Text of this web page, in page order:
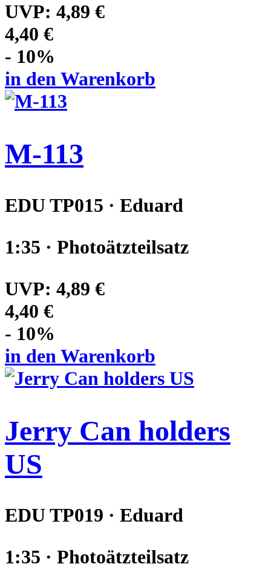
UVP: 4,89 €
4,40 €
- 10%
in den Warenkorb
M-113
EDU TP015 · Eduard
1:35 · Photoätzteilsatz
UVP: 4,89 €
4,40 €
- 10%
in den Warenkorb
Jerry Can holders
US
EDU TP019 · Eduard
1:35 · Photoätzteilsatz